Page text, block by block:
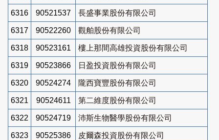
6316 90521537 長盛事業股份有限公司
6317 90522260 觀舶股份有限公司
6318 90523161 樓上那間高雄投資股份有限公司
6319 90523866 日盈投資股份有限公司
6320 90524274 隴西寶豐股份有限公司
6321 90524611 第二維度股份有限公司
6322 90524719 沛斯生物醫學股份有限公司
6323 90525386 皮爾森投資股份有限公司